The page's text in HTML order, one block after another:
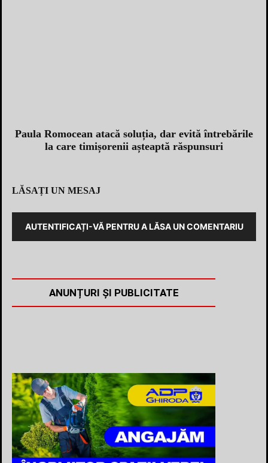
Paula Romocean atacă soluția, dar evită întrebările
la care timișorenii așteaptă răspunsuri
LĂSAȚI UN MESAJ
AUTENTIFICAȚI-VĂ PENTRU A LĂSA UN COMENTARIU
ANUNȚURI ȘI PUBLICITATE